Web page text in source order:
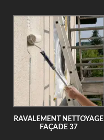
RAVALEMENT NETTOYAGE
FAÇADE 37